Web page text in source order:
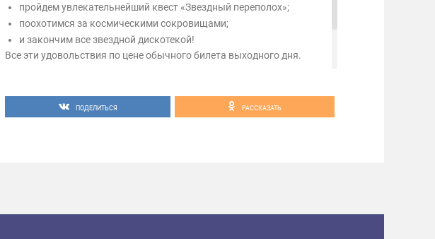
пройдем увлекательнейший квест «Звездный переполох»;
поохотимся за космическими сокровищами;
и закончим все звездной дискотекой!
Все эти удовольствия по цене обычного билета выходного дня.
Приходите сами и зовите друзей в «Акварель» Пушкино!
ПОДЕЛИТЬСЯ РАССКАЗАТЬ